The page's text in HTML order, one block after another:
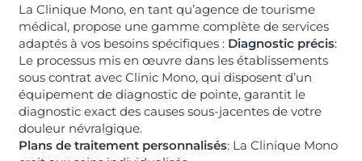
La Clinique Mono, en tant qu’agence de tourisme
médical, propose une gamme complète de services
adaptés à vos besoins spécifiques : Diagnostic précis:
Le processus mis en œuvre dans les établissements
sous contrat avec Clinic Mono, qui disposent d’un
équipement de diagnostic de pointe, garantit le
diagnostic exact des causes sous-jacentes de votre
douleur névralgique.
Plans de traitement personnalisés: La Clinique Mono